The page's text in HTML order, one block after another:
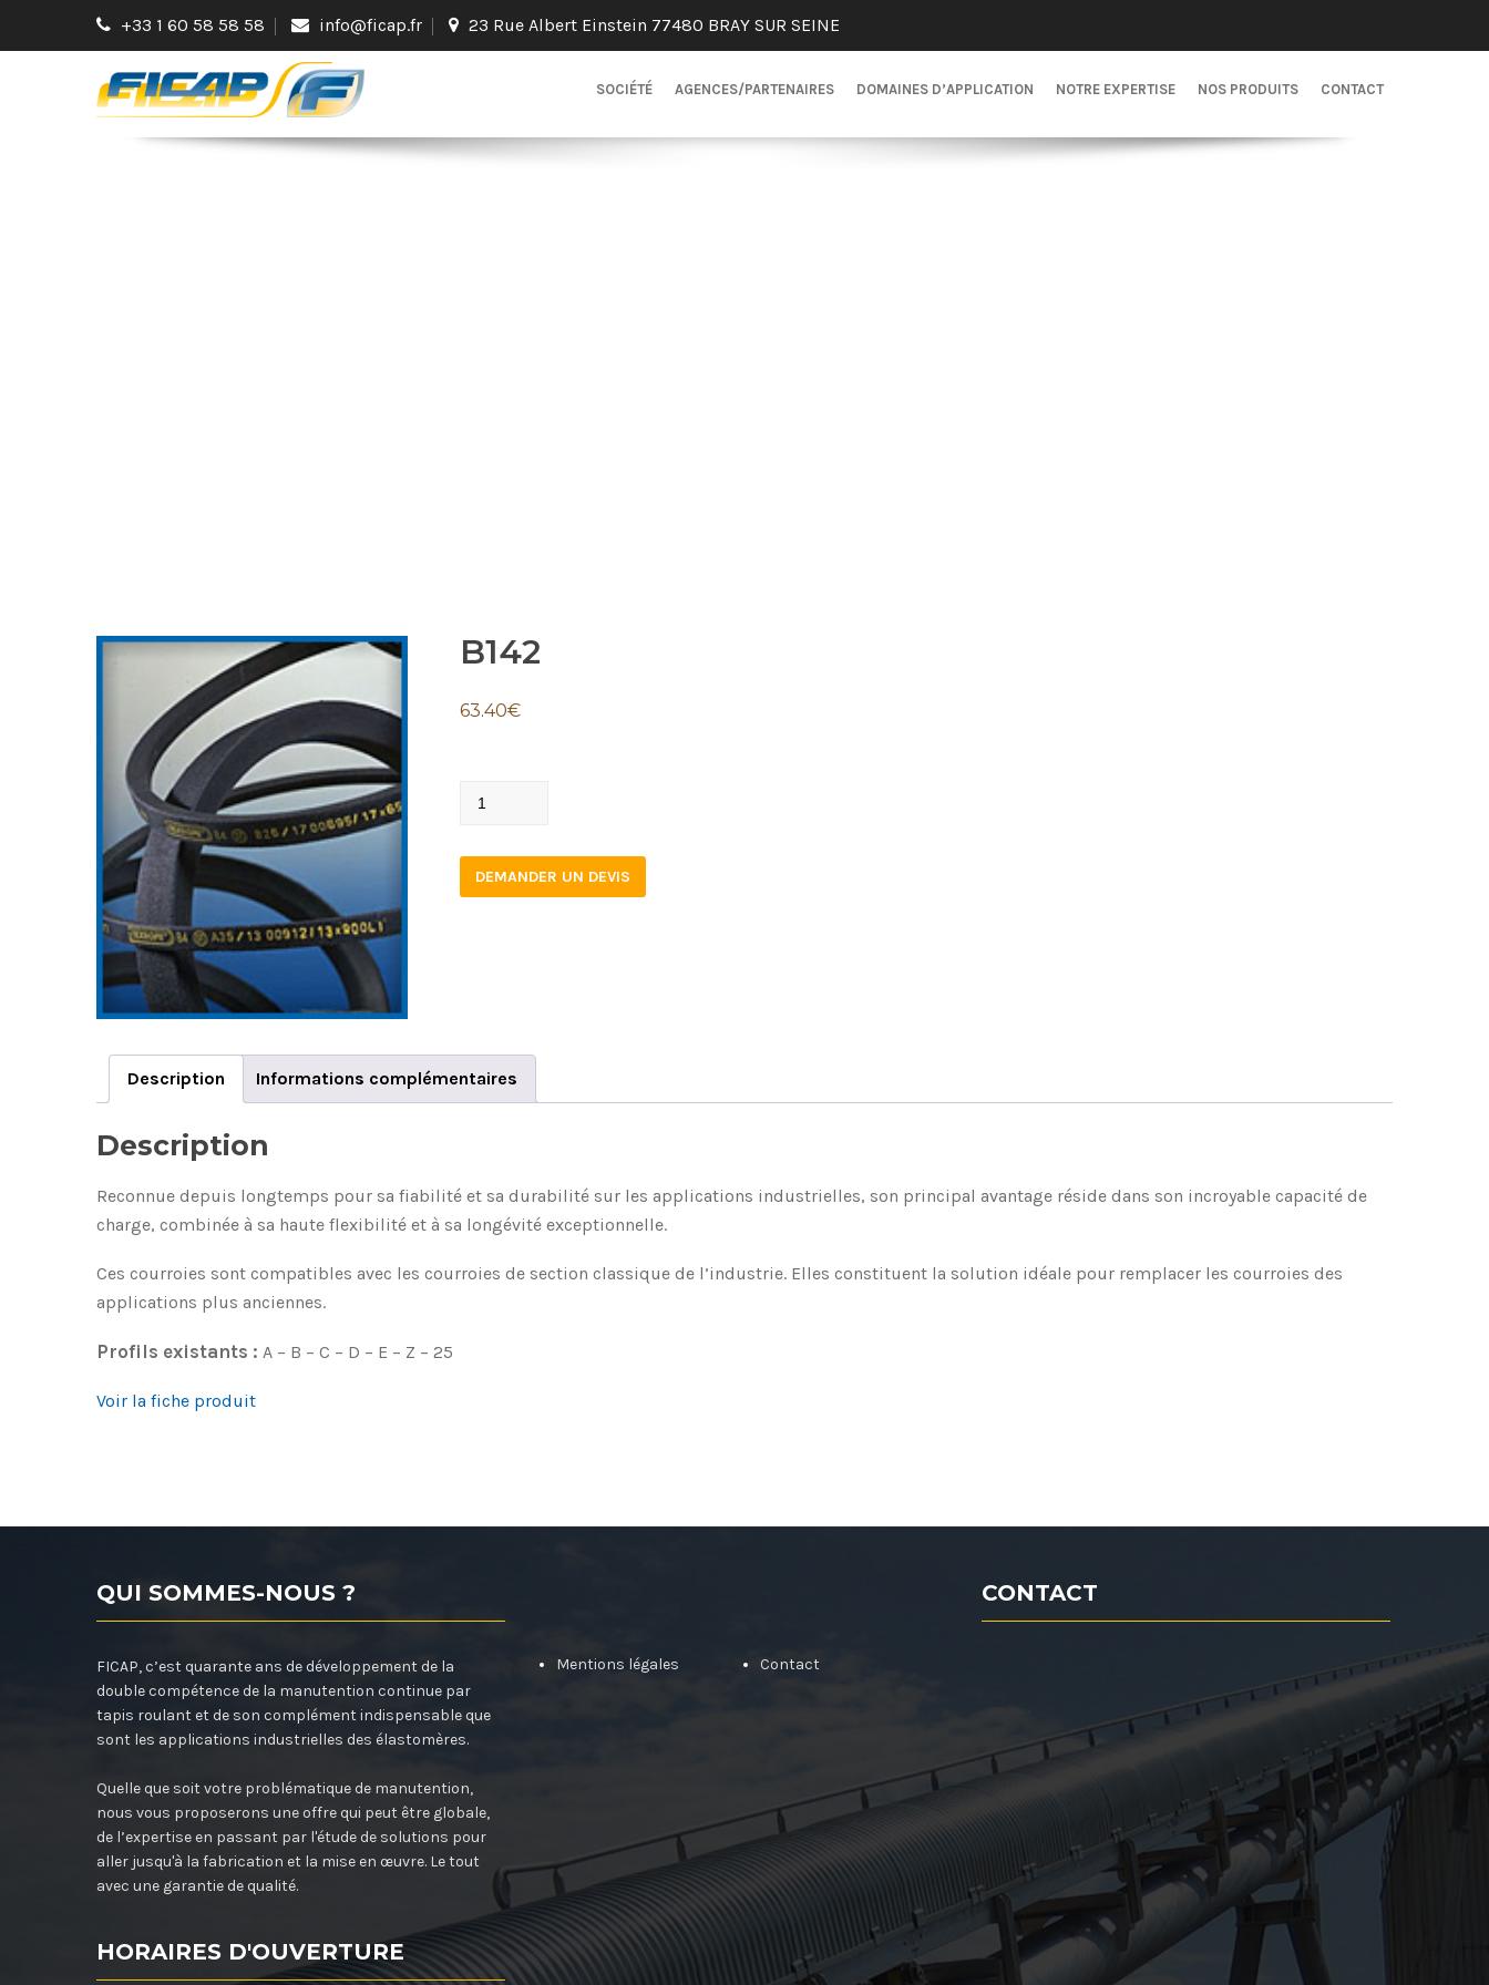
+33 1 60 58 58 58 info@ficap.fr 23 Rue Albert Einstein 77480 BRAY SUR SEINE
SOCIÉTÉ AGENCES/PARTENAIRES DOMAINES D’APPLICATION NOTRE EXPERTISE NOS PRODUITS CONTACT
B142
63.40€
B142
DEMANDER UN DEVIS
Description Informations complémentaires
Description
Reconnue depuis longtemps pour sa fiabilité et sa durabilité sur les applications industrielles, son principal avantage réside dans son incroyable capacité de
charge, combinée à sa haute flexibilité et à sa longévité exceptionnelle.
Ces courroies sont compatibles avec les courroies de section classique de l’industrie. Elles constituent la solution idéale pour remplacer les courroies des
applications plus anciennes.
Profils existants : A – B – C – D – E – Z – 25
Voir la fiche produit
QUI SOMMES-NOUS ?
FICAP, c’est quarante ans de développement de la
double compétence de la manutention continue par
tapis roulant et de son complément indispensable que
sont les applications industrielles des élastomères.
Quelle que soit votre problématique de manutention,
nous vous proposerons une offre qui peut être globale,
de l’expertise en passant par l'étude de solutions pour
aller jusqu'à la fabrication et la mise en œuvre. Le tout
avec une garantie de qualité.
HORAIRES D'OUVERTURE
Mentions légales Contact
CONTACT